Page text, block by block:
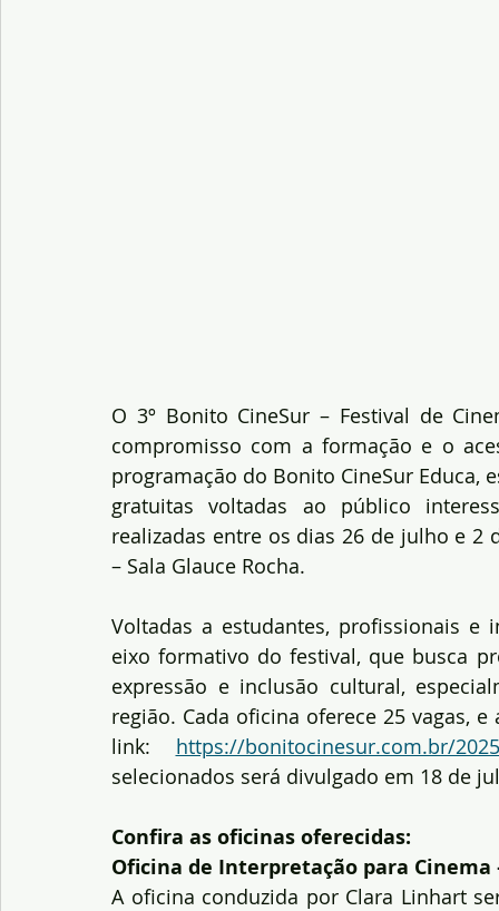
O 3º Bonito CineSur – Festival de
compromisso com a formação e o
programação do Bonito CineSur Educa,
gratuitas voltadas ao público
realizadas entre os dias 26 de julho e 2
– Sala Glauce Rocha.
Voltadas a estudantes, profissionais e
eixo formativo do festival, que busca
expressão e inclusão cultural,
região. Cada oficina oferece 25 vagas,
link: https://bonitocinesur.com.br/
selecionados será divulgado em 18 de
Confira as oficinas oferecidas:
Oficina de Interpretação para Cinema
A oficina conduzida por Clara Linhart